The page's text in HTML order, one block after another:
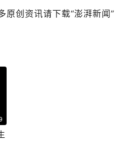
原创资讯请下载“澎湃新闻”